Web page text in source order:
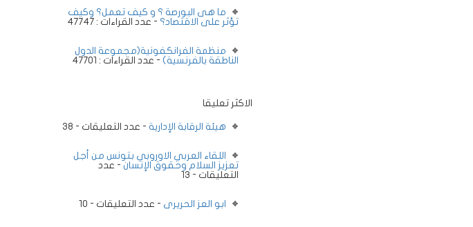
ما هى البورصة ؟ و كيف تعمل؟ وكيف
تؤثر على الاقتصاد؟ - عدد القراءات : 47747
منظمة الفرانكفونية(مجموعة الدول
الناطقة بالفرنسية) - عدد القراءات : 47701
الاكثر تعليقا
هيئة الرقابة الإدارية - عدد التعليقات - 38
اللقاء العربي الاوروبي بتونس من أجل
تعزيز السلام وحقوق الإنسان - عدد
التعليقات - 13
ابو العز الحريرى - عدد التعليقات - 10